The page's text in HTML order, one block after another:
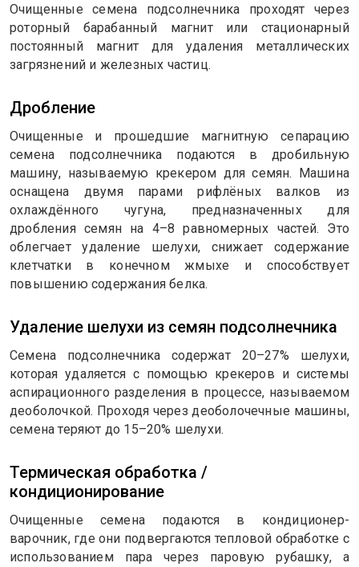
Очищенные семена подсолнечника проходят через
роторный барабанный магнит или стационарный
постоянный магнит для удаления металлических
загрязнений и железных частиц.
Дробление
Очищенные и прошедшие магнитную сепарацию
семена подсолнечника подаются в дробильную
машину, называемую крекером для семян. Машина
оснащена двумя парами рифлёных валков из
охлаждённого чугуна, предназначенных для
дробления семян на 4–8 равномерных частей. Это
облегчает удаление шелухи, снижает содержание
клетчатки в конечном жмыхе и способствует
повышению содержания белка.
Удаление шелухи из семян подсолнечника
Семена подсолнечника содержат 20–27% шелухи,
которая удаляется с помощью крекеров и системы
аспирационного разделения в процессе, называемом
деоболочкой. Проходя через деоболочечные машины,
семена теряют до 15–20% шелухи.
Термическая обработка /
кондиционирование
Очищенные семена подаются в кондиционер-
варочник, где они подвергаются тепловой обработке с
использованием пара через паровую рубашку, а